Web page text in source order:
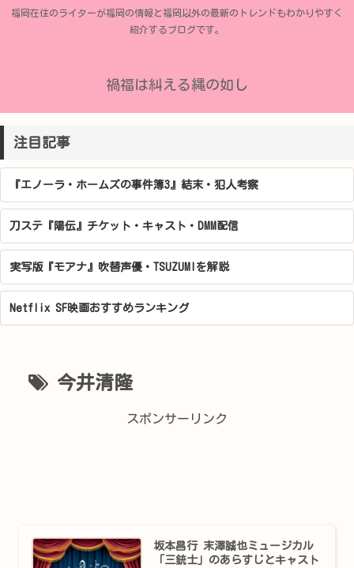
福岡在住のライターが福岡の情報と福岡以外の最新のトレンドもわかりやすく
紹介するブログです。
禍福は糾える縄の如し
注目記事
『エノーラ・ホームズの事件簿3』結末・犯人考察
刀ステ『陽伝』チケット・キャスト・DMM配信
実写版『モアナ』吹替声優・TSUZUMIを解説
Netflix SF映画おすすめランキング
今井清隆
スポンサーリンク
坂本昌行 末澤誠也ミュージカル
「三銃士」のあらすじとキャスト